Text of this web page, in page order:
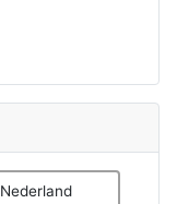
Nederland